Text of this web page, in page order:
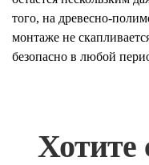
того, на древесно-
монтаже не
безопасно в любой
Хотите